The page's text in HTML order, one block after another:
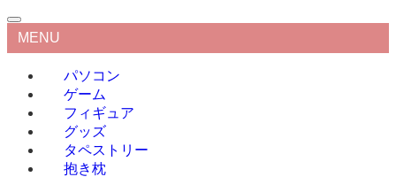
MENU
パソコン
ゲーム
フィギュア
グッズ
タペストリー
抱き枕